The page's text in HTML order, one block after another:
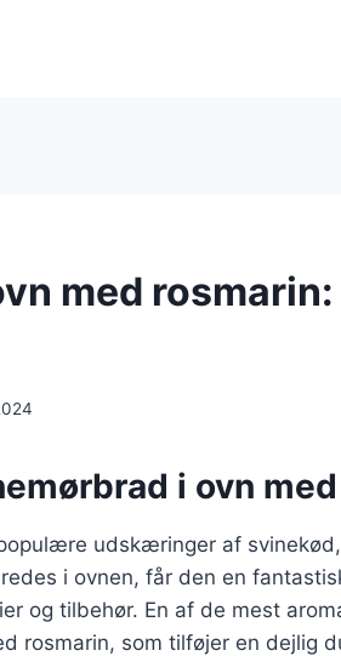
med
i ovn
udskæringer af
i ovnen, får den en
og tilbehør. En af de mest
rosmarin, som tilføjer en dejlig